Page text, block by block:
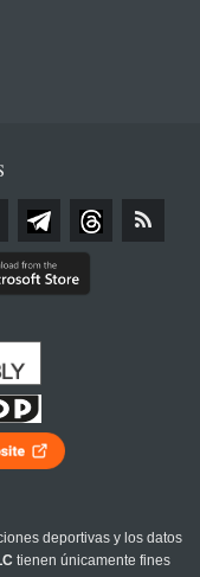
deportivas y los datos
tienen únicamente fines